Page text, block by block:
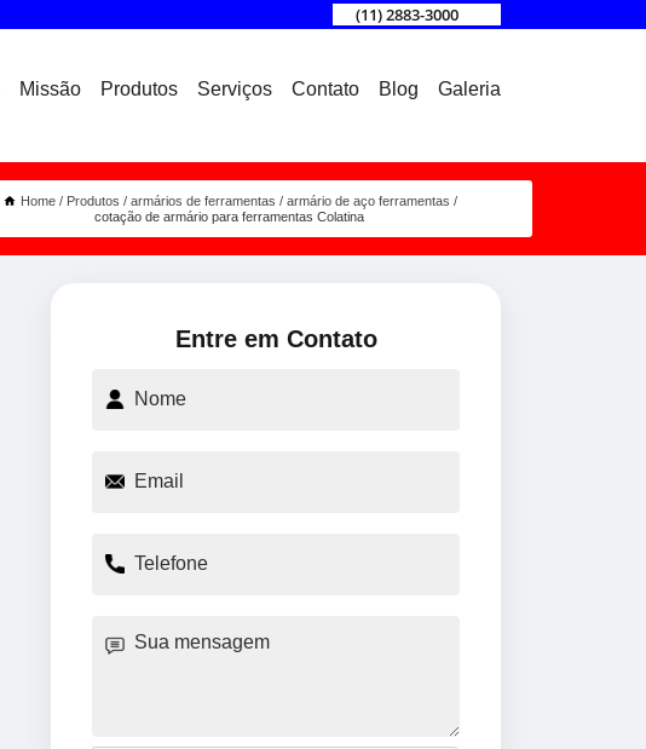
(11) 2883-3000
Missão Produtos Serviços Contato Blog Galeria
Home Produtos armários de ferramentas
armário de aço ferramentas
cotação de armário para ferramentas Colatina
Entre em Contato